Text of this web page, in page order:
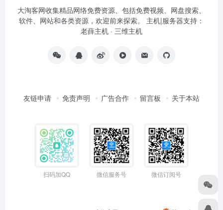
大淘客网收集精品网络免费资源、包括免费视频、网盘搜索、
软件、网站和各类资源，欢迎前来探索。 主机|服务器支持：
老薛主机 · 三维主机
友链申请 免责声明 广告合作 留言板 关于本站
扫码加QQ 微信服务号 微信订阅号